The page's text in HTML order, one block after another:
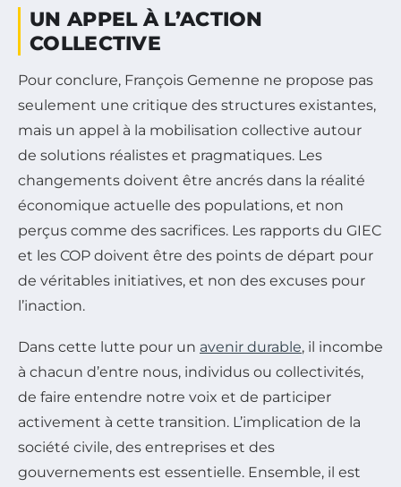
UN APPEL À L’ACTION
COLLECTIVE
Pour conclure, François Gemenne ne propose pas
seulement une critique des structures existantes,
mais un appel à la mobilisation collective autour
de solutions réalistes et pragmatiques. Les
changements doivent être ancrés dans la réalité
économique actuelle des populations, et non
perçus comme des sacrifices. Les rapports du GIEC
et les COP doivent être des points de départ pour
de véritables initiatives, et non des excuses pour
l’inaction.
Dans cette lutte pour un avenir durable, il incombe
à chacun d’entre nous, individus ou collectivités,
de faire entendre notre voix et de participer
activement à cette transition. L’implication de la
société civile, des entreprises et des
gouvernements est essentielle. Ensemble, il est